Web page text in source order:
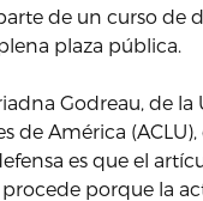
de un curso de
plaza pública.
Godreau, de la
de América
es que el
porque la